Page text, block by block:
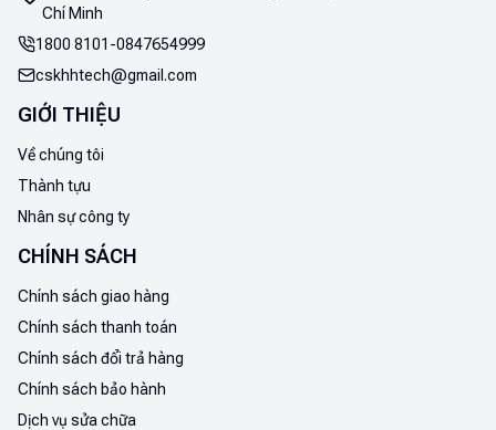
Chí Minh
1800 8101 -0847654999
cskhhtech@gmail.com
GIỚI THIỆU
Về chúng tôi
Thành tựu
Nhân sự công ty
CHÍNH SÁCH
Chính sách giao hàng
Chính sách thanh toán
Chính sách đổi trả hàng
Chính sách bảo hành
Dịch vụ sửa chữa